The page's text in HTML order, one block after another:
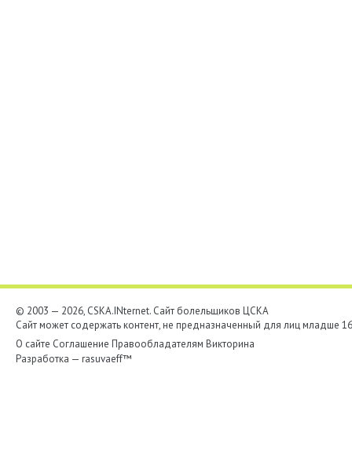
© 2003 — 2026, CSKA.INternet. Cайт болельщиков ЦСКА
Сайт может содержать контент, не предназначенный для лиц младше
О сайте Соглашение Правообладателям Викторина
Разработка — rasuvaeff™